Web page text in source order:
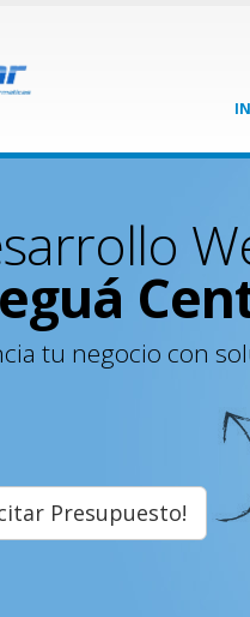
tu negocio con
Presupuesto!